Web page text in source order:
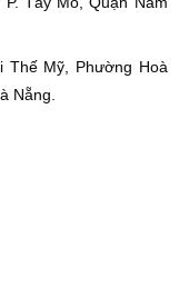
Thế Mỹ, Phường Hoà
Nẵng.